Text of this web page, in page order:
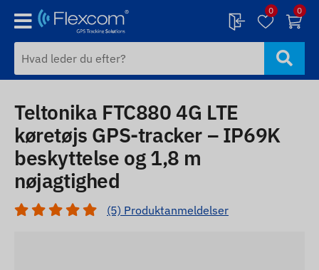
0 0
Teltonika FTC880 4G LTE
køretøjs GPS-tracker – IP69K
beskyttelse og 1,8 m
nøjagtighed
(5) Produktanmeldelser